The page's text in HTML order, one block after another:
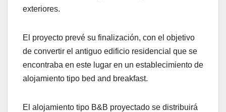
exteriores.
El proyecto prevé su finalización, con el objetivo
de convertir el antiguo edificio residencial que se
encontraba en este lugar en un establecimiento de
alojamiento tipo bed and breakfast.
El alojamiento tipo B&B proyectado se distribuirá